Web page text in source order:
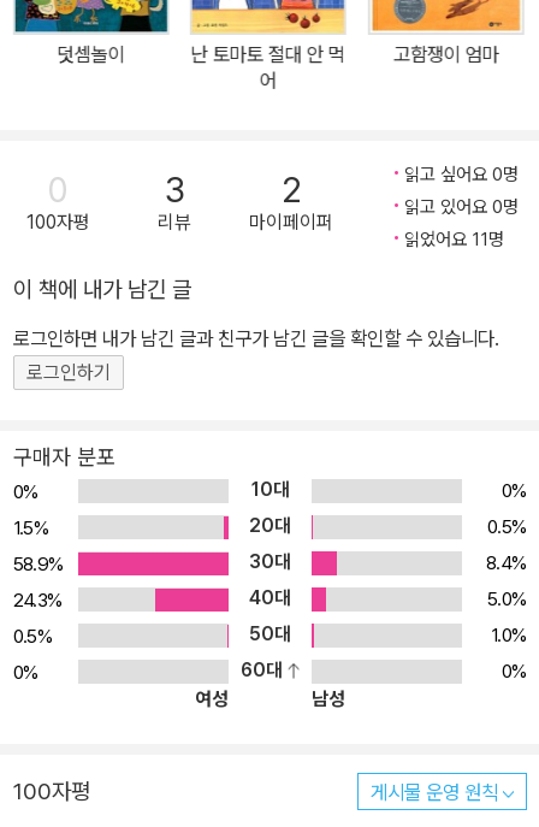
덧셈놀이
난 토마토 절대 안 먹
어
고함쟁이 엄마
0
100자평
3
리뷰
2
마이페이퍼
읽고 싶어요 0명
읽고 있어요 0명
읽었어요 11명
이 책에 내가 남긴 글
로그인하면 내가 남긴 글과 친구가 남긴 글을 확인할 수 있습니다.
로그인하기
구매자 분포
0% 10대
0%
1.5%
20대
0.5%
58.9%
30대
8.4%
24.3%
40대
5.0%
0.5%
50대
1.0%
0%
60대
0%
여성
남성
100자평 게시물 운영 원칙